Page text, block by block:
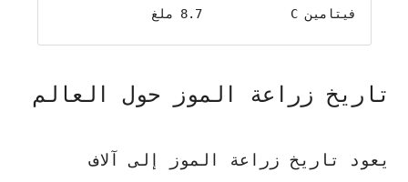
فيتامين C 8.7 ملغ
تاريخ زراعة الموز حول العالم
يعود تاريخ زراعة الموز إلى آلاف